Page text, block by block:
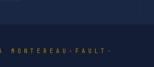
MONTEREAU-FAULT-